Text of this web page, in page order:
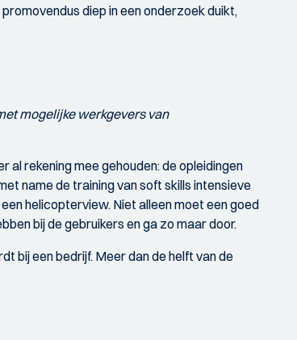
diep in een onderzoek duikt,
mogelijke werkgevers van
rekening mee gehouden: de opleidingen
name de training van soft skills intensieve
helicopterview. Niet alleen moet een goed
bij de gebruikers en ga zo maar door.
bij een bedrijf. Meer dan de helft van de